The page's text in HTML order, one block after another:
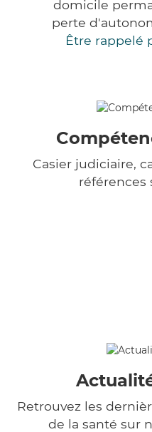
domicile
perte
Être rappelé
Casier judiciaire,
références
Retrouvez les
de la santé sur